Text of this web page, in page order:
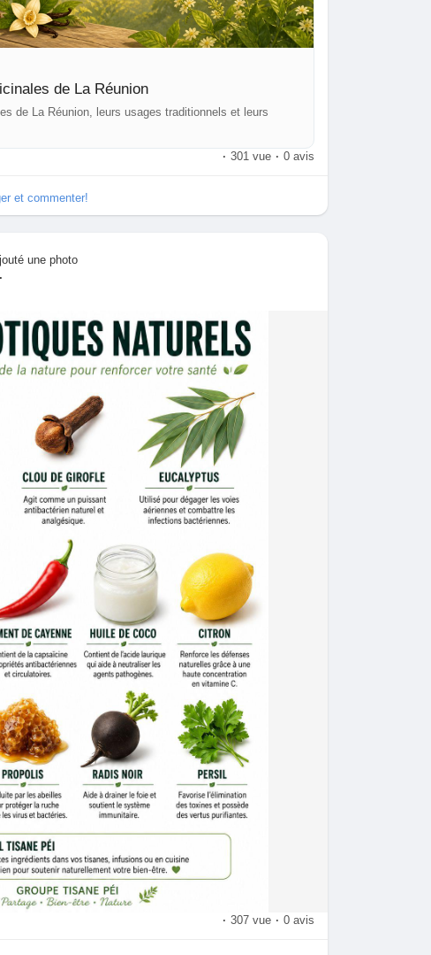
de La Réunion
de La Réunion, leurs usages traditionnels et leurs
· 301 vue · 0 avis
et commenter!
une photo
·
· 307 vue · 0 avis